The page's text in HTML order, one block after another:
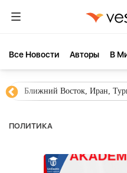
Все Новости Aвторы В
Ближний Восток, Иран,
ПОЛИТИКА